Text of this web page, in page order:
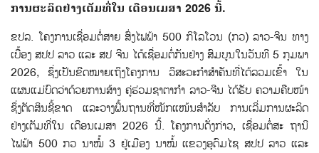
ການຜະລິດຢ່າງເຕັມທີ່ໃນ ເດືອນເມສາ 2026 ນີ້.
ຂປລ. ໂຄງການເຊື່ອມຕໍ່ສາຍ ສົ່ງໄຟຟ້າ 500 ກິໂລໂວນ (ກວ) ລາວ-ຈີນ ທາງ
ເບື້ອງ ສປປ ລາວ ແລະ ສປ ຈີນ ໄດ້ເຊື່ອມຕໍ່ກັນຢ່າງ ສົມບູນໃນວັນທີ 5 ກຸມພາ
2026, ຊຶ່ງເປັນຂີດໝາຍເຖິງໂຄງການ ວິສະວະກຳສຳຄັນທີ່ໄດ້ລວມເຂົ້າ ໃນ
ແຜນແມ່ບົດວ່າດ້ວຍການສ້າງ ຄູ່ຮ່ວມຊາຕາກຳ ລາວ-ຈີນ ໄດ້ຮັບ ຄວາມຄືບໜ້າ
ຊຶ່ງຕັດສິນຊີ້ຂາດ ແລະວາງພື້ນຖານທີ່ໜັກແໜ້ນສຳລັບ ການເລີ່ມການຜະລິດ
ຢ່າງເຕັມທີ່ໃນ ເດືອນເມສາ 2026 ນີ້. ໂຄງການດັ່ງກ່າວ, ເຊື່ອມຕໍ່ສະ ຖານີ
ໄຟຟ້າ 500 ກວ ນາໝໍ້ 3 ຢູ່ເມືອງ ນາໝໍ້ ແຂວງອຸດົມໄຊ ສປປ ລາວ ແລະ